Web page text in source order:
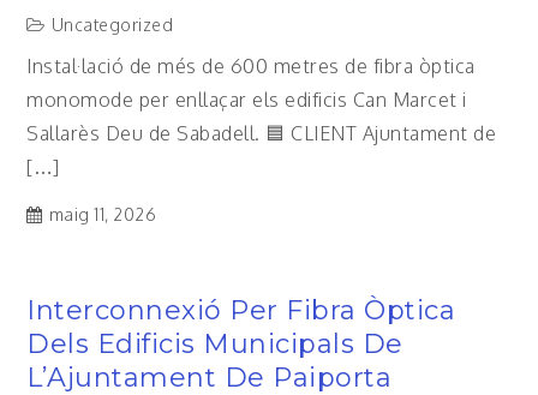
Uncategorized
Instal·lació de més de 600 metres de fibra òptica
monomode per enllaçar els edificis Can Marcet i
Sallarès Deu de Sabadell. 🟦 CLIENT Ajuntament de
[…]
maig 11, 2026
Interconnexió Per Fibra Òptica
Dels Edificis Municipals De
L’Ajuntament De Paiporta